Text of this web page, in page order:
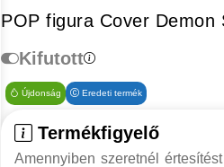
POP figura Cover Demon
Kifutott
Újdonság Eredeti termék
Termékfigyelő
Amennyiben szeretnél